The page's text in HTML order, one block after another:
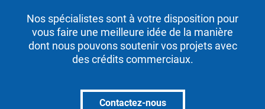
Nos spécialistes sont à votre disposition pour
vous faire une meilleure idée de la manière
dont nous pouvons soutenir vos projets avec
des crédits commerciaux.
Contactez-nous